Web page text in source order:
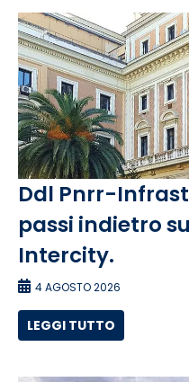
Ddl Pnrr-
passi indietro
Intercity.
4 AGOSTO 2026
LEGGI TUTTO